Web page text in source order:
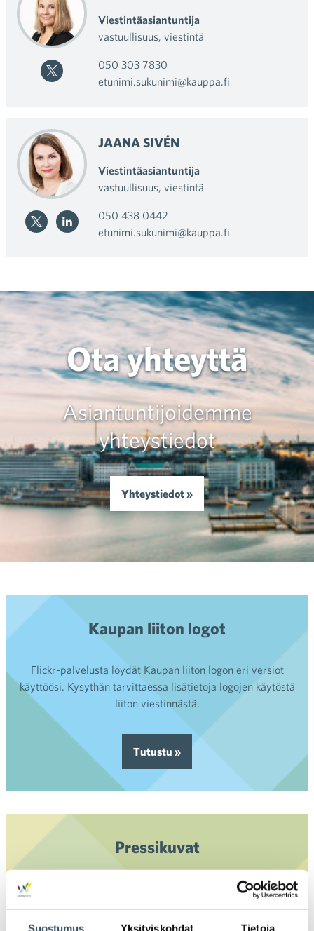
Suostumus Yksityiskohdat Tietoja
Viestintäasiantuntija
vastuullisuus, viestintä
050 303 7830
etunimi.sukunimi@kauppa.fi
JAANA SIVÉN
Viestintäasiantuntija
vastuullisuus, viestintä
050 438 0442
etunimi.sukunimi@kauppa.fi
Ota yhteyttä
Asiantuntijoidemme
yhteystiedot
Yhteystiedot »
Kaupan liiton logot
Flickr-palvelusta löydät Kaupan liiton logon eri versiot
käyttöösi. Kysythän tarvittaessa lisätietoja logojen käytöstä
liiton viestinnästä.
Tutustu »
Pressikuvat
Kaupan liiton asiantuntijoiden pressikuvat ovat ladattavissa
yhteydessä niiden lähdetiedot, jotka löytyvät kuvista.